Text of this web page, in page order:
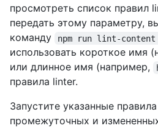
просмотреть список правил
передать этому параметру,
команду
npm run lint-
использовать короткое имя
или длинное имя (например,
правила linter.
Запустите указанные
промежуточных и